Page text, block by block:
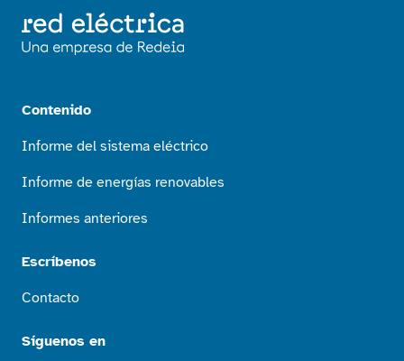
Contenido
Informe del sistema eléctrico
Informe de energías renovables
Informes anteriores
Escríbenos
Contacto
Síguenos en